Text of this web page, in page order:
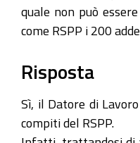
quale non può
come RSPP i 200
Risposta
Sì, il Datore di
compiti del RSPP.